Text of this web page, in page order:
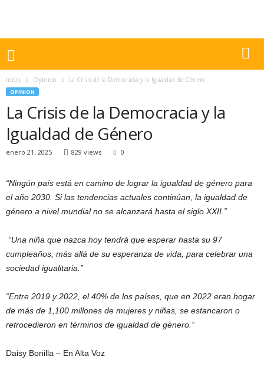
Inicio Opinion La Crisis de la Democracia y la Igualdad de Género
OPINION
La Crisis de la Democracia y la
Igualdad de Género
enero 21, 2025 829 views 0
“Ningún país está en camino de lograr la igualdad de género para
el año 2030. Si las tendencias actuales continúan, la igualdad de
género a nivel mundial no se alcanzará hasta el siglo XXII.”
“Una niña que nazca hoy tendrá que esperar hasta su 97
cumpleaños, más allá de su esperanza de vida, para celebrar una
sociedad igualitaria.”
“Entre 2019 y 2022, el 40% de los países, que en 2022 eran hogar
de más de 1,100 millones de mujeres y niñas, se estancaron o
retrocedieron en términos de igualdad de género.”
Daisy Bonilla – En Alta Voz